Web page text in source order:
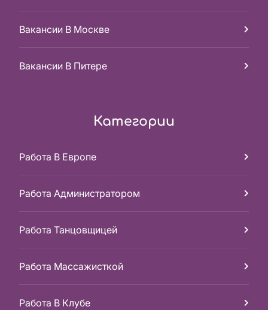
Вакансии В Москве
Вакансии В Питере
Категории
Работа В Европе
Работа Администратором
Работа Танцовщицей
Работа Массажисткой
Работа В Клубе